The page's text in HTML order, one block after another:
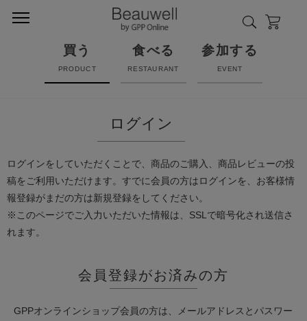
買う
PRODUCT
食べる
RESTAURANT
参加する
EVENT
ログイン
ログインをしていただくことで、商品のご購入、商品レビューの投
稿をご利用いただけます。すでに会員の方はログインを、お客様情
報登録がまだの方は新規登録をしてください。
※このページでご入力いただいた情報は、SSLで暗号化され送信さ
れます。
会員登録がお済みの方
GPPオンラインショップ会員の方は、メールアドレスとパスワー